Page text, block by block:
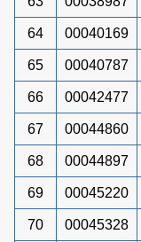
64 00040169
65 00040787
66 00042477
67 00044860
68 00044897
69 00045220
70 00045328